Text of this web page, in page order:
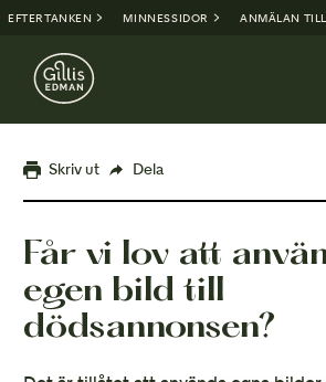
EFTERTANKEN MINNESSIDOR ANMÄLAN
Skriv ut Dela
Får vi lov att
egen bild till
dödsannonsen?